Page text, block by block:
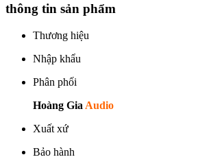
thông tin sản phẩm
Thương hiệu
Nhập khẩu
Phân phối
Hoàng Gia Audio
Xuất xứ
Bảo hành